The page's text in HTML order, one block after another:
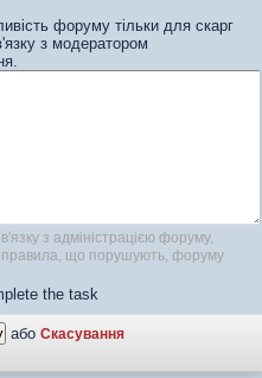
форуму тільки для скарг
з модератором
з адміністрацією форуму,
the task
або Скасування